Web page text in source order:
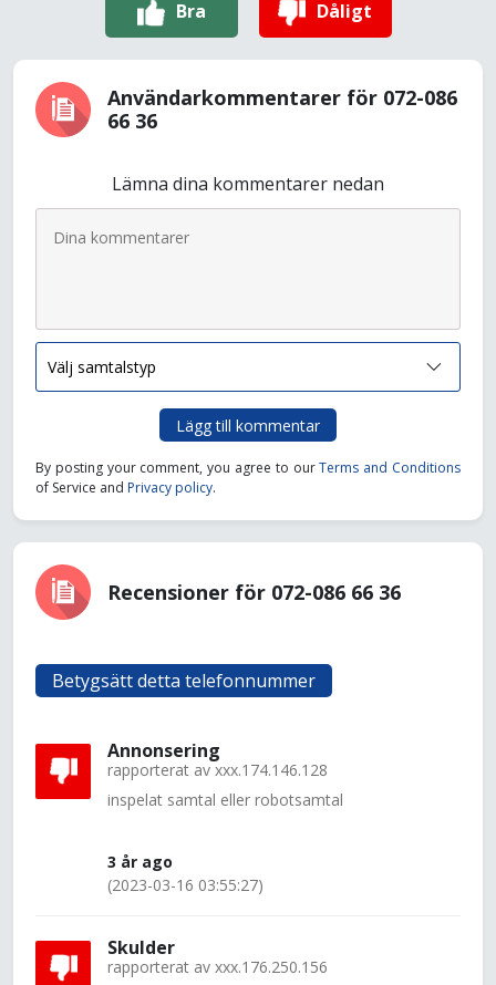
Bra Dåligt
Användarkommentarer för 072-086
66 36
Lämna dina kommentarer nedan
Lägg till kommentar
By posting your comment, you agree to ourTerms and Conditions
of Service and Privacy policy.
Recensioner för 072-086 66 36
Betygsätt detta telefonnummer
Annonsering
rapporterat av xxx.174.146.128
inspelat samtal eller robotsamtal
3 år ago
(2023-03-16 03:55:27)
Skulder
rapporterat av xxx.176.250.156